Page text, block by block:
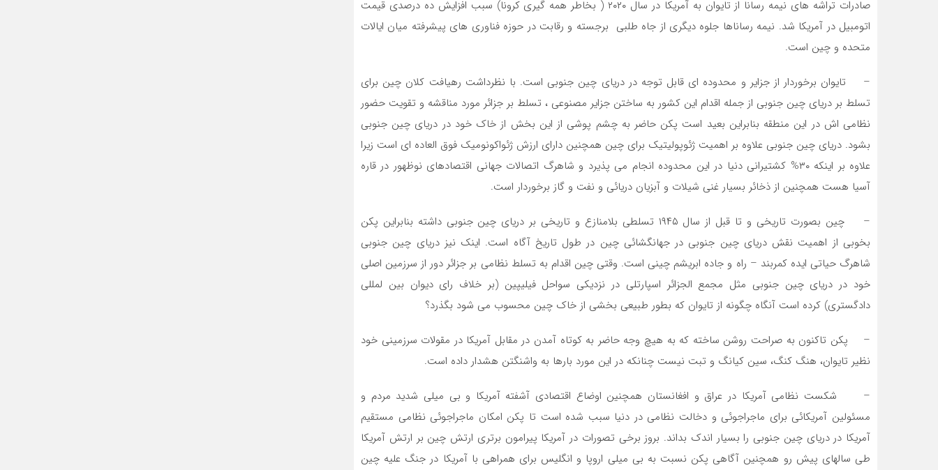
صادرات تراشه های نیمه رسانا از تایوان به آمریکا در سال ۲۰۲۰ ( بخاطر همه گیری کرونا) سبب افزایش ده درصدی قیمت
اتومبیل در آمریکا شد. نیمه رساناها جلوه دیگری از جاه طلبی برجسته و رقابت در حوزه فناوری های پیشرفته میان ایالات
متحده و چین است.
– تایوان برخوردار از جزایر و محدوده ای قابل توجه در دریای چین جنوبی است. با نظرداشت رهیافت کلان چین برای
تسلط بر دریای چین جنوبی از جمله اقدام این کشور به ساختن جزایر مصنوعی ، تسلط بر جزائر مورد مناقشه و تقویت حضور
نظامی اش در این منطقه بنابراین بعید است پکن حاضر به چشم پوشی از این بخش از خاک خود در دریای چین جنوبی
بشود. دریای چین جنوبی علاوه بر اهمیت ژئوپولیتیک برای چین همچنین دارای ارزش ژئواکونومیک فوق العاده ای است زیرا
علاوه بر اینکه ۳۰% کشتیرانی دنیا در این محدوده انجام می پذیرد و شاهرگ اتصالات جهانی اقتصادهای نوظهور در قاره
آسیا هست همچنین از ذخائر بسیار غنی شیلات و آبزیان دریائی و نفت و گاز برخوردار است.
– چین بصورت تاریخی و تا قبل از سال ۱۹۴۵ تسلطی بلامنازع و تاریخی بر دریای چین جنوبی داشته بنابراین پکن
بخوبی از اهمیت نقش دریای چین جنوبی در جهانگشائی چین در طول تاریخ آگاه است. اینک نیز دریای چین جنوبی
شاهرگ حیاتی ایده کمربند – راه و جاده ابریشم چینی است. وقتی چین اقدام به تسلط نظامی بر جزائر دور از سرزمین اصلی
خود در دریای چین جنوبی مثل مجمع الجزائر اسپارتلی در نزدیکی سواحل فیلیپین (بر خلاف رای دیوان بین لمللی
دادگستری) کرده است آنگاه چگونه از تایوان که بطور طبیعی بخشی از خاک چین محسوب می شود بگذرد؟
– پکن تاکنون به صراحت روشن ساخته که به هیچ وجه حاضر به کوتاه آمدن در مقابل آمریکا در مقولات سرزمینی خود
نظیر تایوان، هنگ کنگ، سین کیانگ و تبت نیست چنانکه در این مورد بارها به واشنگتن هشدار داده است.
– شکست نظامی آمریکا در عراق و افغانستان همچنین اوضاع اقتصادی آشفته آمریکا و بی میلی شدید مردم و
مسئولین آمریکائی برای ماجراجوئی و دخالت نظامی در دنیا سبب شده است تا پکن امکان ماجراجوئی نظامی مستقیم
آمریکا در دریای چین جنوبی را بسیار اندک بداند. بروز برخی تصورات در آمریکا پیرامون برتری ارتش چین بر ارتش آمریکا
طی سالهای پیش رو همچنین آگاهی پکن نسبت به بی میلی اروپا و انگلیس برای همراهی با آمریکا در جنگ علیه چین